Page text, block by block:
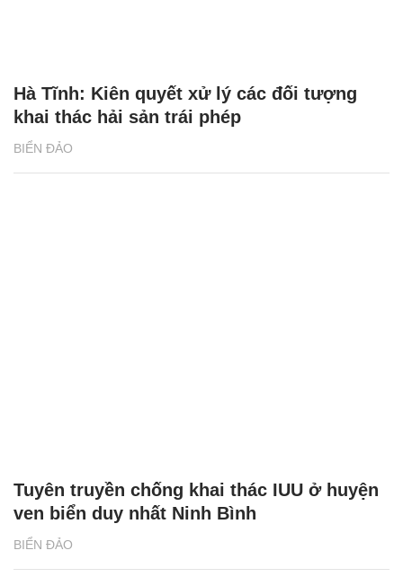
BIỂN ĐẢO
Hà Tĩnh: Kiên quyết xử lý các đối tượng
khai thác hải sản trái phép
BIỂN ĐẢO
Tuyên truyền chống khai thác IUU ở huyện
ven biển duy nhất Ninh Bình